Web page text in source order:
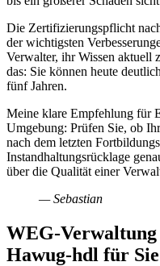
Die Zertifizierungspflicht
der wichtigsten
Verwalter, ihr Wissen aktuell
das: Sie können heute
fünf Jahren.
Meine klare Empfehlung für
Umgebung: Prüfen Sie, ob
nach dem letzten
Instandhaltungsrücklage
über die Qualität einer
— Sebastian
WEG-
Hawug-hdl für